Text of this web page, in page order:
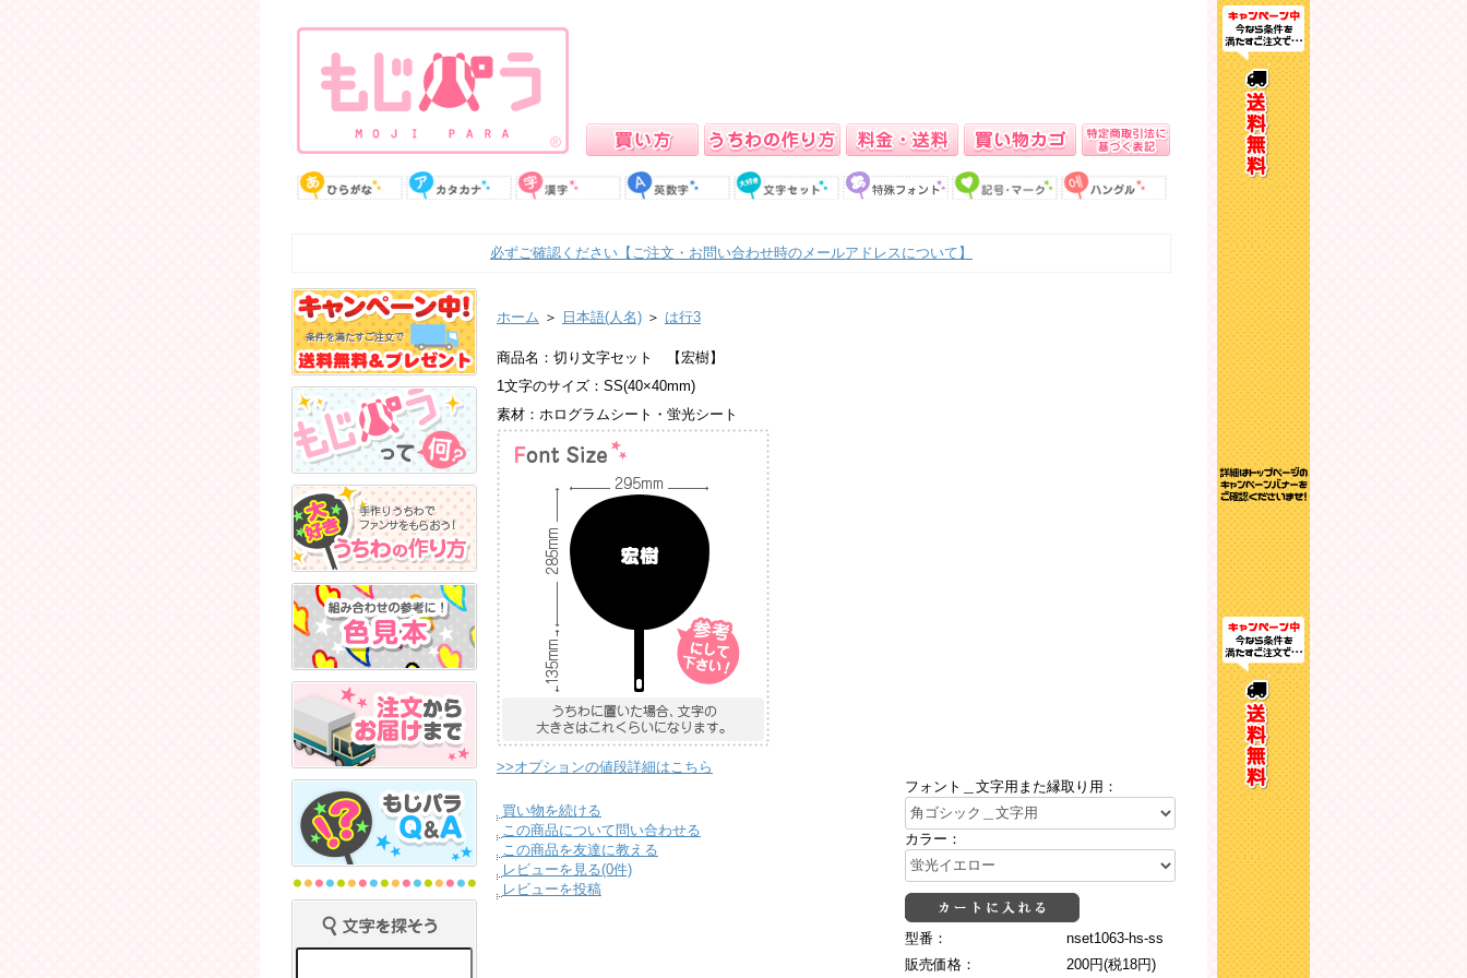
必ずご確認ください【ご注文・お問い合わせ時のメールアドレスについて】
ホーム ＞ 日本語(人名) ＞ は行3
商品名：切り文字セット 【宏樹】
1文字のサイズ：SS(40×40mm)
素材：ホログラムシート・蛍光シート
>>オプションの値段詳細はこちら
フォント＿文字用また縁取り用：
カラー：
型番：
nset1063-hs-ss
販売価格：
200円(税18円)
買い物を続ける
この商品について問い合わせる
この商品を友達に教える
レビューを見る(0件)
レビューを投稿